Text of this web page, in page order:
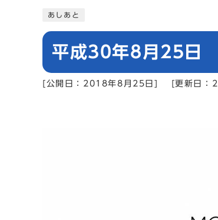
あしあと
平成30年8月25日
[公開日：2018年8月25日] [更新日：